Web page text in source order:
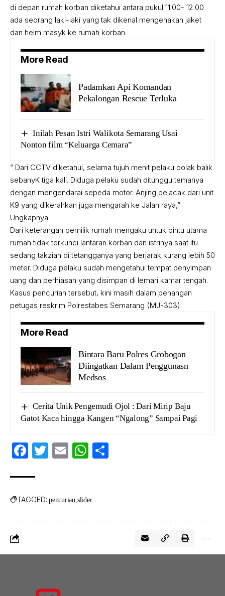
di depan rumah korban diketahui antara pukul 11.00- 12.00
ada seorang laki-laki yang tak dikenal mengenakan jaket
dan helm masyk ke rumah korban
More Read
Padamkan Api Komandan
Pekalongan Rescue Terluka
Inilah Pesan Istri Walikota Semarang Usai
Nonton film “Keluarga Cemara”
” Dari CCTV diketahui, selama tujuh menit pelaku bolak balik
sebanyK tiga kali. Diduga pelaku sudah ditunggu temanya
dengan mengendarai sepeda motor. Anjing pelacak dari unit
K9 yang dikerahkan juga mengarah ke Jalan raya,”
Ungkapnya
Dari keterangan pemilik rumah mengaku untuk pintu utama
rumah tidak terkunci lantaran korban dan istrinya saat itu
sedang takziah di tetangganya yang berjarak kurang lebih 50
meter. Diduga pelaku sudah mengetahui tempat penyimpan
uang dan perhiasan yang disimpan di lemari kamar tengah.
Kasus pencurian tersebut, kini masih dalam penangan
petugas reskrim Polrestabes Semarang (MJ-303)
More Read
Bintara Baru Polres Grobogan
Diingatkan Dalam Penggunasn
Medsos
Cerita Unik Pengemudi Ojol : Dari Mirip Baju
Gatot Kaca hingga Kangen “Ngalong” Sampai Pagi
Facebook
Twitter
EmailWhatsApp
TAGGED: pencurian slider